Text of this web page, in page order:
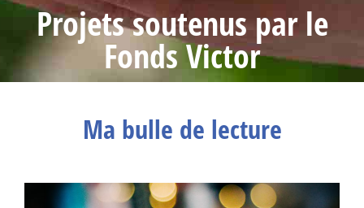
Projets soutenus par le
Fonds Victor
Ma bulle de lecture